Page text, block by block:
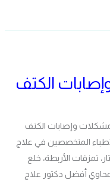
الكتف
وإصابات الكتف
المتخصصين في علاج
تمزقات الأربطة، خلع
أفضل دكتور علاج